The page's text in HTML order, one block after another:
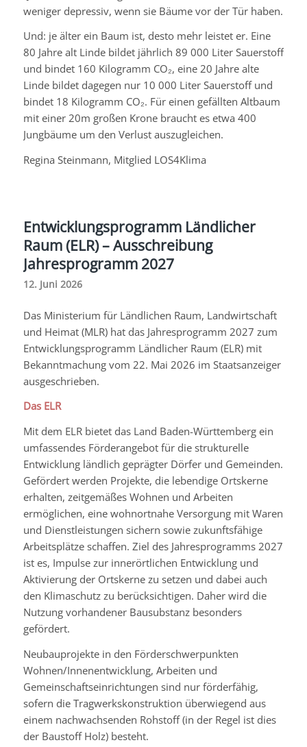
weniger depressiv, wenn sie Bäume vor der Tür haben.
Und: je älter ein Baum ist, desto mehr leistet er. Eine
80 Jahre alt Linde bildet jährlich 89 000 Liter Sauerstoff
und bindet 160 Kilogramm CO₂, eine 20 Jahre alte
Linde bildet dagegen nur 10 000 Liter Sauerstoff und
bindet 18 Kilogramm CO₂. Für einen gefällten Altbaum
mit einer 20m großen Krone braucht es etwa 400
Jungbäume um den Verlust auszugleichen.
Regina Steinmann, Mitglied LOS4Klima
Entwicklungsprogramm Ländlicher
Raum (ELR) – Ausschreibung
Jahresprogramm 2027
12. Juni 2026
Das Ministerium für Ländlichen Raum, Landwirtschaft
und Heimat (MLR) hat das Jahresprogramm 2027 zum
Entwicklungsprogramm Ländlicher Raum (ELR) mit
Bekanntmachung vom 22. Mai 2026 im Staatsanzeiger
ausgeschrieben.
Das ELR
Mit dem ELR bietet das Land Baden-Württemberg ein
umfassendes Förderangebot für die strukturelle
Entwicklung ländlich geprägter Dörfer und Gemeinden.
Gefördert werden Projekte, die lebendige Ortskerne
erhalten, zeitgemäßes Wohnen und Arbeiten
ermöglichen, eine wohnortnahe Versorgung mit Waren
und Dienstleistungen sichern sowie zukunftsfähige
Arbeitsplätze schaffen. Ziel des Jahresprogramms 2027
ist es, Impulse zur innerörtlichen Entwicklung und
Aktivierung der Ortskerne zu setzen und dabei auch
den Klimaschutz zu berücksichtigen. Daher wird die
Nutzung vorhandener Bausubstanz besonders
gefördert.
Neubauprojekte in den Förderschwerpunkten
Wohnen/Innenentwicklung, Arbeiten und
Gemeinschaftseinrichtungen sind nur förderfähig,
sofern die Tragwerkskonstruktion überwiegend aus
einem nachwachsenden Rohstoff (in der Regel ist dies
der Baustoff Holz) besteht.